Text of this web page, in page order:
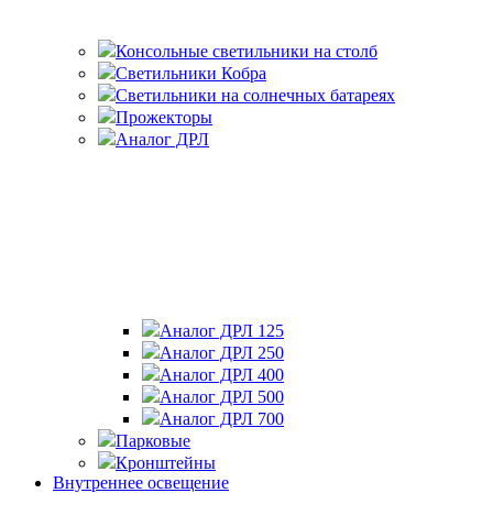
Консольные светильники на столб
Светильники Кобра
Светильники на солнечных батареях
Прожекторы
Аналог ДРЛ
Аналог ДРЛ 125
Аналог ДРЛ 250
Аналог ДРЛ 400
Аналог ДРЛ 500
Аналог ДРЛ 700
Парковые
Кронштейны
Внутреннее освещение